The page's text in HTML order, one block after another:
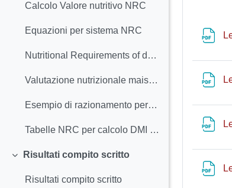
Calcolo Valore nutritivo NRC
Equazioni per sistema NRC
Nutritional Requirements of dairy cows 2001
Valutazione nutrizionale mais e soia
Esempio di razionamento per vacche da latte
Tabelle NRC per calcolo DMI e fabbisogni
Minimizza
Risultati compito scritto
Risultati compito scritto